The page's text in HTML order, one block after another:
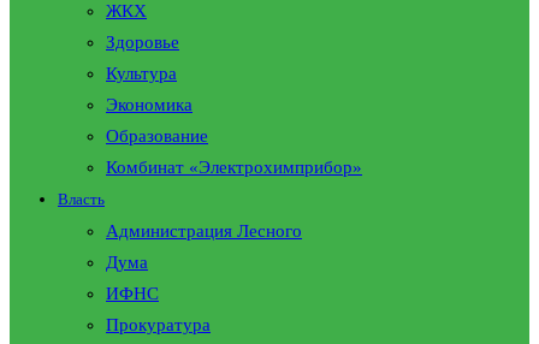
ЖКХ
Здоровье
Культура
Экономика
Образование
Комбинат «Электрохимприбор»
Власть
Администрация Лесного
Дума
ИФНС
Прокуратура